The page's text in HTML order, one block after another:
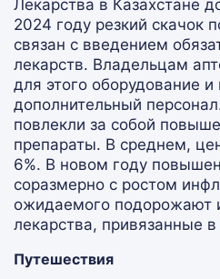
Лекарства в Казахстане
2024 году резкий скачок
связан с введением
лекарств. Владельцам
для этого оборудование и
дополнительный
повлекли за собой
препараты. В среднем,
6%. В новом году
соразмерно с ростом
ожидаемого подорожают
лекарства, привязанные
Путешествия